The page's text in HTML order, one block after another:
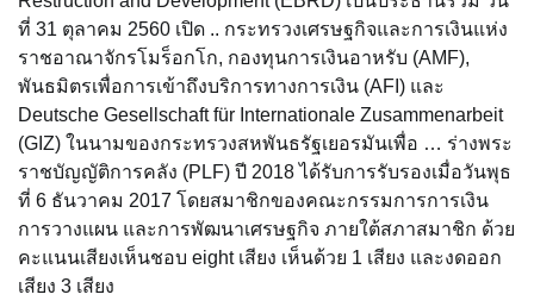
ที่ 31 ตุลาคม 2560 เปิด .. กระทรวงเศรษฐกิจและการเงินแห่ง
ราชอาณาจักรโมร็อกโก, กองทุนการเงินอาหรับ (AMF),
พันธมิตรเพื่อการเข้าถึงบริการทางการเงิน (AFI) และ
Deutsche Gesellschaft für Internationale Zusammenarbeit
(GIZ) ในนามของกระทรวงสหพันธรัฐเยอรมันเพื่อ … ร่างพระ
ราชบัญญัติการคลัง (PLF) ปี 2018 ได้รับการรับรองเมื่อวันพุธ
ที่ 6 ธันวาคม 2017 โดยสมาชิกของคณะกรรมการการเงิน
การวางแผน และการพัฒนาเศรษฐกิจ ภายใต้สภาสมาชิก ด้วย
คะแนนเสียงเห็นชอบ eight เสียง เห็นด้วย 1 เสียง และงดออก
เสียง 3 เสียง